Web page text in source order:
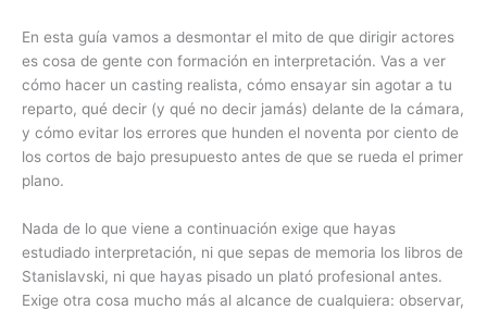
En esta guía vamos a desmontar el mito de que dirigir actores
es cosa de gente con formación en interpretación. Vas a ver
cómo hacer un casting realista, cómo ensayar sin agotar a tu
reparto, qué decir (y qué no decir jamás) delante de la cámara,
y cómo evitar los errores que hunden el noventa por ciento de
los cortos de bajo presupuesto antes de que se rueda el primer
plano.
Nada de lo que viene a continuación exige que hayas
estudiado interpretación, ni que sepas de memoria los libros de
Stanislavski, ni que hayas pisado un plató profesional antes.
Exige otra cosa mucho más al alcance de cualquiera: observar,